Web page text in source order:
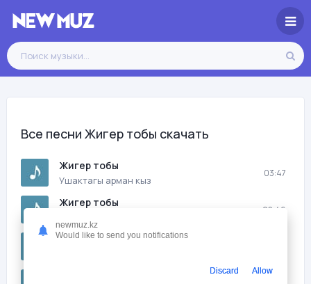
Все песни Жигер тобы скачать
Жигер тобы
Ушактагы арман кыз
03:47
Жигер тобы
02:46
Жигер тобы
newmuz.kz
Would like to send you notifications
Discard Allow